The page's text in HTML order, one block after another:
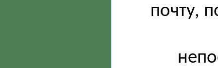
почту,